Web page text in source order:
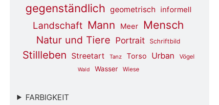
gegenständlich geometrisch informell
Landschaft Mann Meer Mensch
Natur und Tiere Portrait Schriftbild
Stillleben Streetart Tanz Torso Urban Vögel
Wald Wasser Wiese
FARBIGKEIT